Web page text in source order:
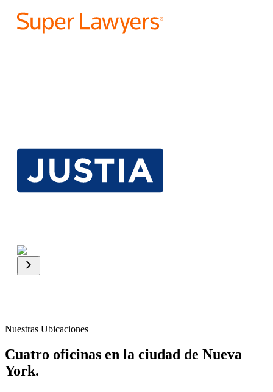
Nuestras Ubicaciones
Cuatro oficinas en la ciudad de Nueva
York.